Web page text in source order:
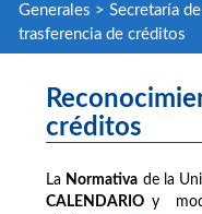
Generales > Secretaría
trasferencia de créditos
créditos
La Normativa de la
CALENDARIO y